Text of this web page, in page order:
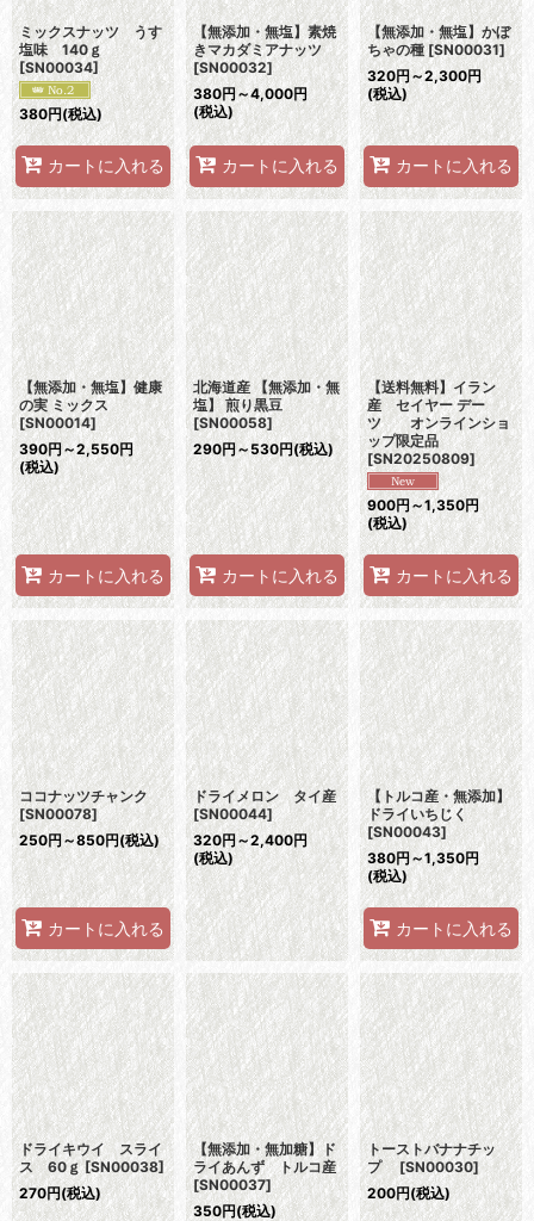
ミックスナッツ うす
塩味 140ｇ
[SN00034]
380円(税込)
カートに入れる
【無添加・無塩】素焼
きマカダミアナッツ
[SN00032]
380円～4,000円
(税込)
カートに入れる
【無添加・無塩】かぼ
ちゃの種 [SN00031]
320円～2,300円
(税込)
カートに入れる
【無添加・無塩】健康
の実 ミックス
[SN00014]
390円～2,550円
(税込)
カートに入れる
北海道産 【無添加・無
塩】 煎り黒豆
[SN00058]
290円～530円(税込)
カートに入れる
【送料無料】イラン
産 セイヤー デー
ツ オンラインショ
ップ限定品
[SN20250809]
900円～1,350円
(税込)
カートに入れる
ココナッツチャンク
[SN00078]
250円 ～850円(税込)
カートに入れる
ドライメロン タイ産
[SN00044]
320円～2,400円
(税込)
【トルコ産・無添加】
ドライいちじく
[SN00043]
380円～1,350円
(税込)
カートに入れる
ドライキウイ スライ
ス 60ｇ [SN00038]
270円(税込)
【無添加・無加糖】ド
ライあんず トルコ産
[SN00037]
350円(税込)
トーストバナナチッ
プ [SN00030]
200円(税込)